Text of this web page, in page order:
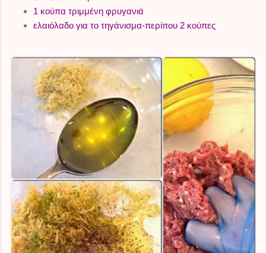
1 κούπα τριμμένη φρυγανιά
ελαιόλαδο για το τηγάνισμα-περίπου 2 κούπες